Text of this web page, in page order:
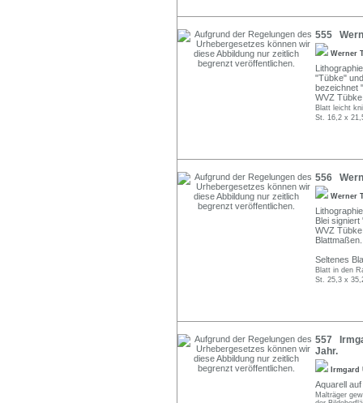
555
Werner
"Tübke"
bezeichnet
WVZ
Blatt leicht
St. 16,2 x
556
Werner
Blei
WVZ
Blattmaßen.
Seltenes
Blatt in den
St. 25,3 x
557
Jahr.
Aquarell
Malträger